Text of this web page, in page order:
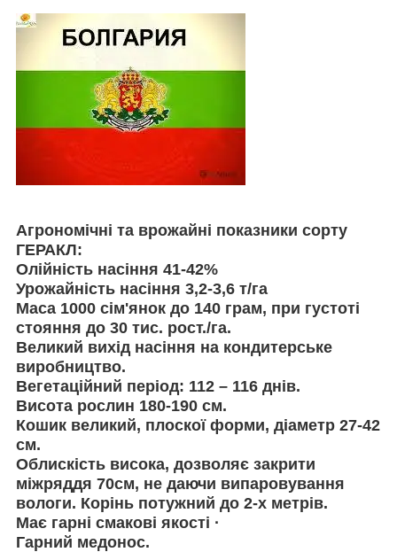
Агрономічні та врожайні показники сорту
ГЕРАКЛ:
Олійність насіння 41-42%
Урожайність насіння 3,2-3,6 т/га
Маса 1000 сім'янок до 140 грам, при густоті
стояння до 30 тис. рост./га.
Великий вихід насіння на кондитерське
виробництво.
Вегетаційний період: 112 – 116 днів.
Висота рослин 180-190 см.
Кошик великий, плоскої форми, діаметр 27-42
см.
Облискість висока, дозволяє закрити
міжряддя 70см, не даючи випаровування
вологи. Корінь потужний до 2-х метрів.
Має гарні смакові якості ·
Гарний медонос.